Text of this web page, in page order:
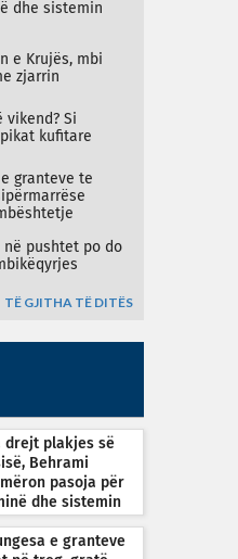
dhe sistemin
e Krujës, mbi
zjarrin
vikend? Si
kufitare
granteve te
në pushtet po do
TË GJITHA TË DITËS
drejt plakjes së
Behrami
pasoja për
dhe sistemin
e granteve